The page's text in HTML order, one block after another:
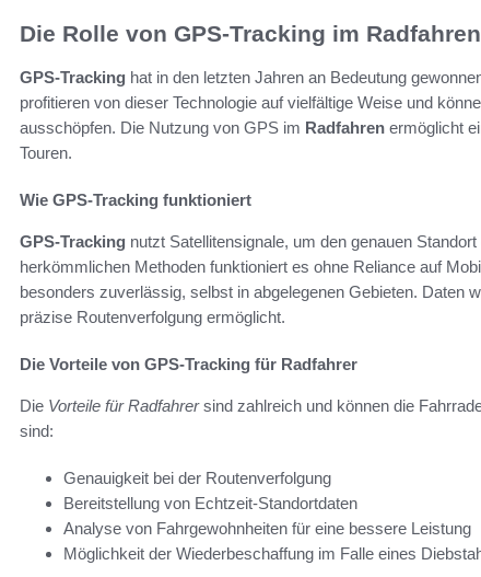
Die Rolle von GPS-Tracking im Radfahren
GPS-Tracking hat in den letzten Jahren an Bedeutung
profitieren von dieser Technologie auf vielfältige Weise und
ausschöpfen. Die Nutzung von GPS im Radfahren ermöglicht
Touren.
Wie GPS-Tracking funktioniert
GPS-Tracking nutzt Satellitensignale, um den genauen
herkömmlichen Methoden funktioniert es ohne Reliance auf
besonders zuverlässig, selbst in abgelegenen Gebieten. Daten
präzise Routenverfolgung ermöglicht.
Die Vorteile von GPS-Tracking für Radfahrer
Die Vorteile für Radfahrersind zahlreich und können die
sind:
Genauigkeit bei der Routenverfolgung
Bereitstellung von Echtzeit-Standortdaten
Analyse von Fahrgewohnheiten für eine bessere Leistung
Möglichkeit der Wiederbeschaffung im Falle eines